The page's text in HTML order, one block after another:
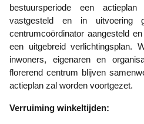
bestuursperiode een
vastgesteld en in uitvoering
centrumcoördinator aangesteld
een uitgebreid verlichtingsplan.
inwoners, eigenaren en
florerend centrum blijven
actieplan zal worden voortgezet.
Verruiming winkeltijden: